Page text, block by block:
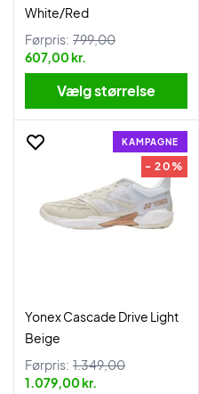
White/Red
Førpris: 799,00
607,00 kr.
Vælg størrelse
KAMPAGNE
- 20%
Yonex Cascade Drive Light
Beige
Førpris: 1.349,00
1.079,00 kr.